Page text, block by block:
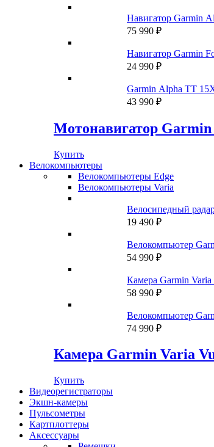
Навигатор Garmin
75 990 ₽
Навигатор Garmin
24 990 ₽
Garmin Alpha TT
43 990 ₽
Мотонавигатор
Купить
Велокомпьютеры
Велокомпьютеры Edge
Велокомпьютеры Varia
Велосипедный
19 490 ₽
Велокомпьютер
54 990 ₽
Камера Garmin Varia
58 990 ₽
Велокомпьютер
74 990 ₽
Камера Garmin Varia
Купить
Видеорегистраторы
Экшн-камеры
Пульсометры
Картплоттеры
Аксессуары